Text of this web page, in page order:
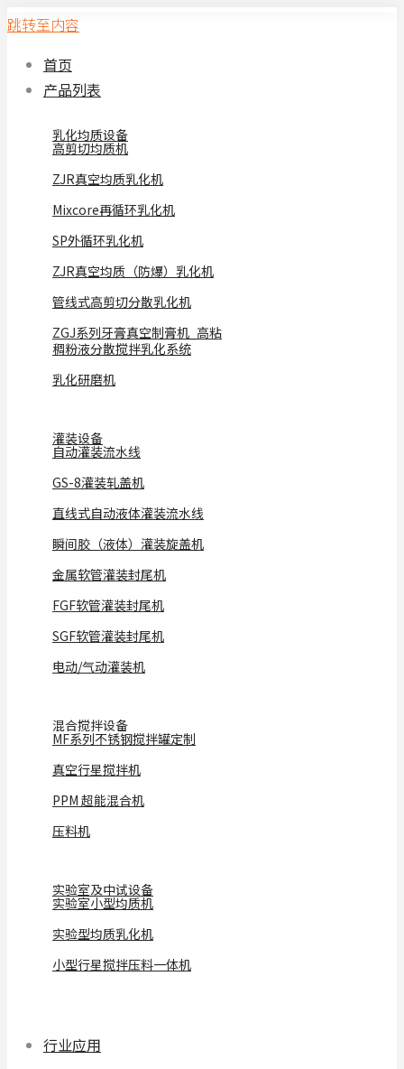
跳转至内容
首页
产品列表
乳化均质设备
高剪切均质机
ZJR真空均质乳化机
Mixcore再循环乳化机
SP外循环乳化机
ZJR真空均质（防爆）乳化机
管线式高剪切分散乳化机
ZGJ系列牙膏真空制膏机_高粘
稠粉液分散搅拌乳化系统
乳化研磨机
灌装设备
自动灌装流水线
GS-8灌装轧盖机
直线式自动液体灌装流水线
瞬间胶（液体）灌装旋盖机
金属软管灌装封尾机
FGF软管灌装封尾机
SGF软管灌装封尾机
电动/气动灌装机
混合搅拌设备
MF系列不锈钢搅拌罐定制
真空行星搅拌机
PPM 超能混合机
压料机
实验室及中试设备
实验室小型均质机
实验型均质乳化机
小型行星搅拌压料一体机
行业应用